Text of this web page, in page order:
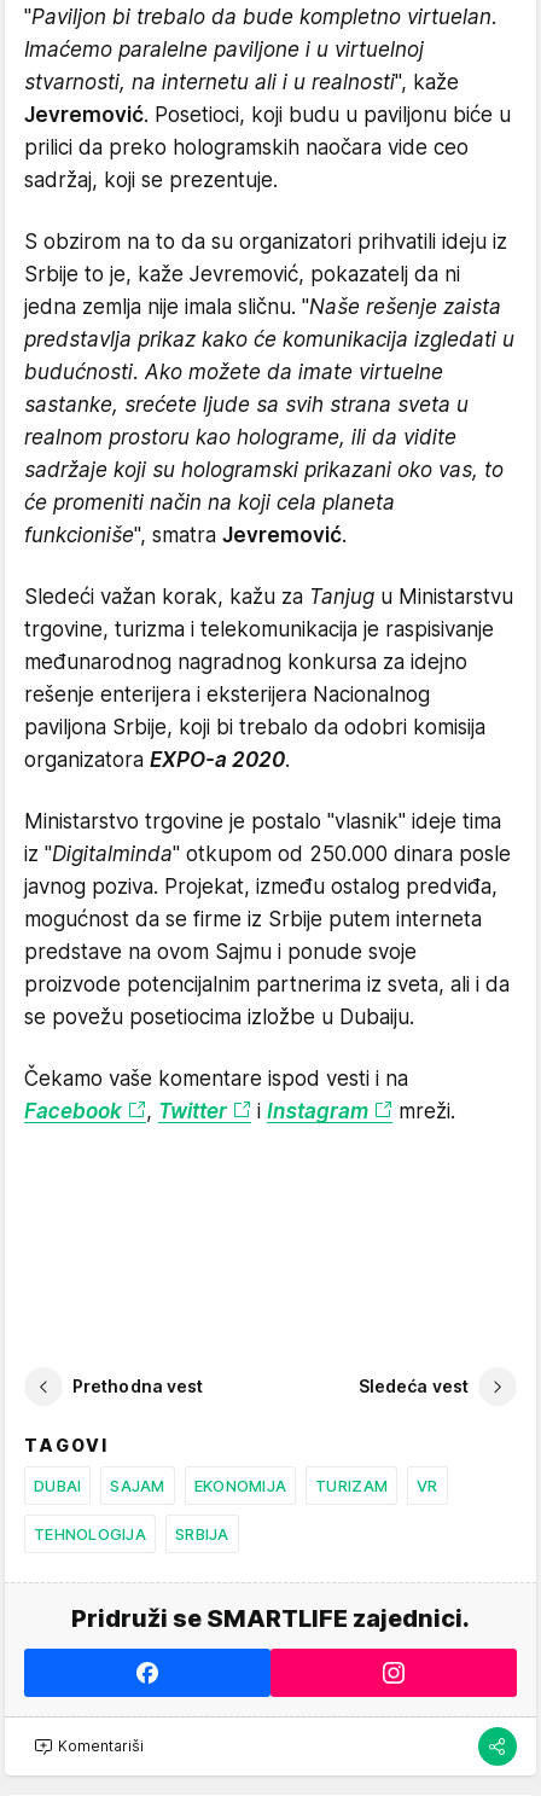
"Paviljon bi trebalo da bude kompletno virtuelan.
Imaćemo paralelne paviljone i u virtuelnoj
stvarnosti, na internetu ali i u realnosti", kaže
Jevremović. Posetioci, koji budu u paviljonu biće u
prilici da preko hologramskih naočara vide ceo
sadržaj, koji se prezentuje.
S obzirom na to da su organizatori prihvatili ideju iz
Srbije to je, kaže Jevremović, pokazatelj da ni
jedna zemlja nije imala sličnu. "Naše rešenje zaista
predstavlja prikaz kako će komunikacija izgledati u
budućnosti. Ako možete da imate virtuelne
sastanke, srećete ljude sa svih strana sveta u
realnom prostoru kao holograme, ili da vidite
sadržaje koji su hologramski prikazani oko vas, to
će promeniti način na koji cela planeta
funkcioniše", smatra Jevremović.
Sledeći važan korak, kažu za Tanjug u Ministarstvu
trgovine, turizma i telekomunikacija je raspisivanje
međunarodnog nagradnog konkursa za idejno
rešenje enterijera i eksterijera Nacionalnog
paviljona Srbije, koji bi trebalo da odobri komisija
organizatora EXPO-a 2020.
Ministarstvo trgovine je postalo "vlasnik" ideje tima
iz "Digitalminda" otkupom od 250.000 dinara posle
javnog poziva. Projekat, između ostalog predviđa,
mogućnost da se firme iz Srbije putem interneta
predstave na ovom Sajmu i ponude svoje
proizvode potencijalnim partnerima iz sveta, ali i da
se povežu posetiocima izložbe u Dubaiju.
Čekamo vaše komentare ispod vesti i na
Facebook
, Twitter i Instagram mreži.
Prethodna vest Sledeća vest
TAGOVI
DUBAI SAJAM EKONOMIJA TURIZAM VR
TEHNOLOGIJA SRBIJA
Pridruži se SMARTLIFE zajednici.
Komentariši